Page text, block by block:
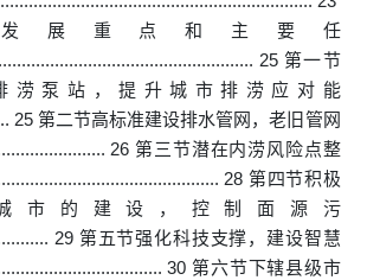
展重点和主要任
25 第一节
涝泵站，提升城市排涝应对能
25 第二节高标准建设排水管网，老旧管网
26 第三节潜在内涝风险点整
28 第四节积极
市的建设，控制面源污
29 第五节强化科技支撑，建设智慧
30 第六节下辖县级市